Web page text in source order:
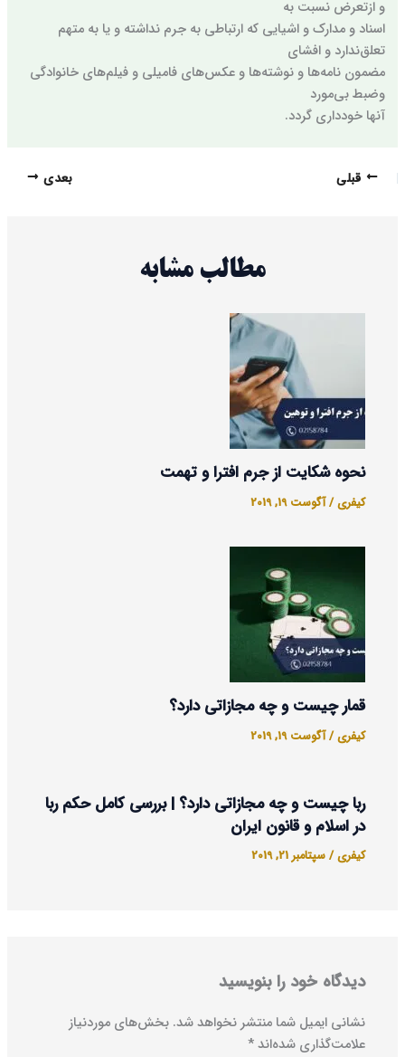
و از‌تعرض نسبت به
اسناد و مدارک و اشیایی که ارتباطی به جرم نداشته و یا به متهم
تعلق‌ندارد و افشای
مضمون نامه‌ها و نوشته‌ها و عکس‌های فامیلی و فیلم‌های خانوادگی
و‌ضبط بی‌مورد
آنها خودداری گردد.
قبلی بعدی
مطالب مشابه
نحوه شکایت از جرم افترا و تهمت
کیفری/آگوست 19, 2019
قمار چیست و چه مجازاتی دارد؟
کیفری/آگوست 19, 2019
ربا چیست و چه مجازاتی دارد؟ | بررسی کامل حکم ربا
در اسلام و قانون ایران
کیفری/سپتامبر 21, 2019
دیدگاه‌ خود را بنویسید
نشانی ایمیل شما منتشر نخواهد شد. بخش‌های موردنیاز
علامت‌گذاری شده‌اند*